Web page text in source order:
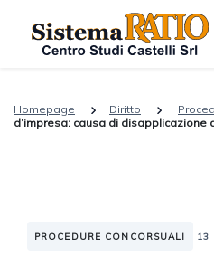
Homepage Diritto
d’impresa: causa di
PROCEDURE CONCORSUALI 13